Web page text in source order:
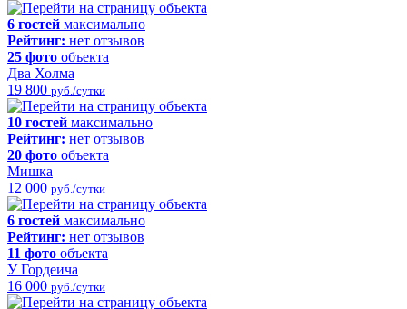
6 гостей максимально
Рейтинг: нет отзывов
25 фото объекта
Два Холма
19 800 руб./сутки
10 гостей максимально
Рейтинг: нет отзывов
20 фото объекта
Мишка
12 000 руб./сутки
6 гостей максимально
Рейтинг: нет отзывов
11 фото объекта
У Гордеича
16 000 руб./сутки